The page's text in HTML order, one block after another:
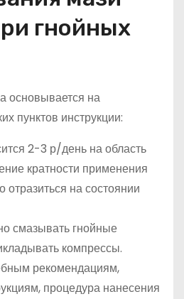
гнойных
основывается на
пунктов инструкции:
2-3 р/день на область
кратности применения
отразиться на состоянии
смазывать гнойные
компрессы.
рекомендациям,
процедура нанесения